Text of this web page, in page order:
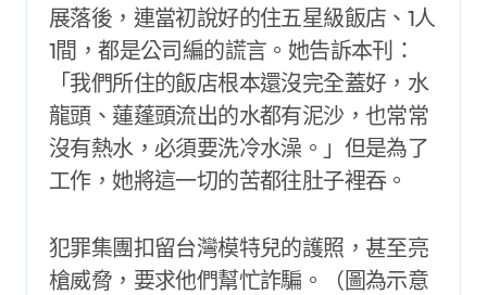
展落後，連當初說好的住五星級飯店、1人
1間，都是公司編的謊言。她告訴本刊：
「我們所住的飯店根本還沒完全蓋好，水
龍頭、蓮蓬頭流出的水都有泥沙，也常常
沒有熱水，必須要洗冷水澡。」但是為了
工作，她將這一切的苦都往肚子裡吞。
犯罪集團扣留台灣模特兒的護照，甚至亮
槍威脅，要求他們幫忙詐騙。（圖為示意